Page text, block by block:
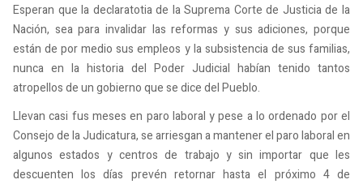
Esperan que la declaratotia de la Suprema Corte de Justicia de la
Nación, sea para invalidar las reformas y sus adiciones, porque
están de por medio sus empleos y la subsistencia de sus familias,
nunca en la historia del Poder Judicial habían tenido tantos
atropellos de un gobierno que se dice del Pueblo.
Llevan casi fus meses en paro laboral y pese a lo ordenado por el
Consejo de la Judicatura, se arriesgan a mantener el paro laboral en
algunos estados y centros de trabajo y sin importar que les
descuenten los días prevén retornar hasta el próximo 4 de